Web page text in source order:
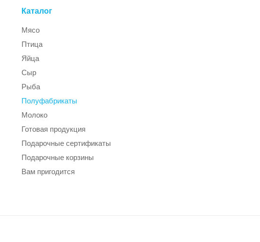
Каталог
Мясо
Птица
Яйца
Сыр
Рыба
Полуфабрикаты
Молоко
Готовая продукция
Подарочные сертификаты
Подарочные корзины
Вам пригодится